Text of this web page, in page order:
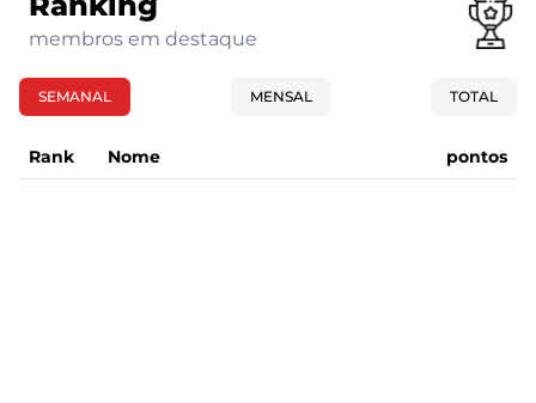
membros em destaque
SEMANAL MENSAL TOTAL
Rank Nome pontos